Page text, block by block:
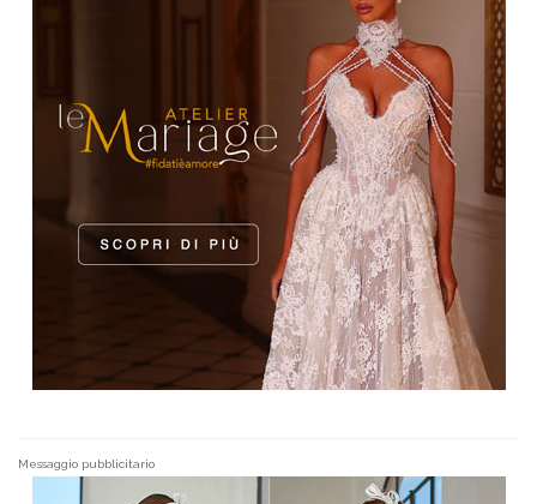
Messaggio pubblicitario